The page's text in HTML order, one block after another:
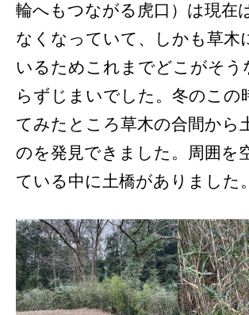
輪へもつながる虎口）は現在
なくなっていて、しかも草木
いるためこれまでどこがそう
らずじまいでした。冬のこの
てみたところ草木の合間から
のを発見できました。周囲を
ている中に土橋がありました。